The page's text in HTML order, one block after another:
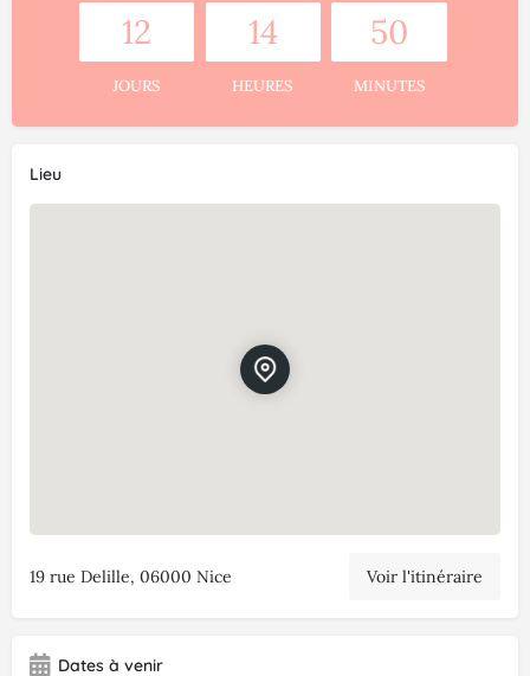
12
JOURS
14
HEURES
50
MINUTES
Lieu
19 rue Delille, 06000 Nice Voir l'itinéraire
Dates à venir